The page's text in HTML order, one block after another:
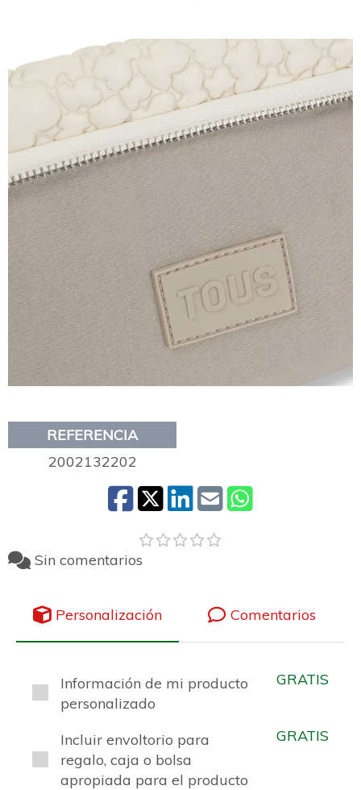
REFERENCIA
2002132202
Sin comentarios
Personalización Comentarios
Información de mi producto
personalizado
GRATIS
Incluir envoltorio para
regalo, caja o bolsa
apropiada para el producto
GRATIS